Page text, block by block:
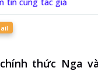
thức Nga